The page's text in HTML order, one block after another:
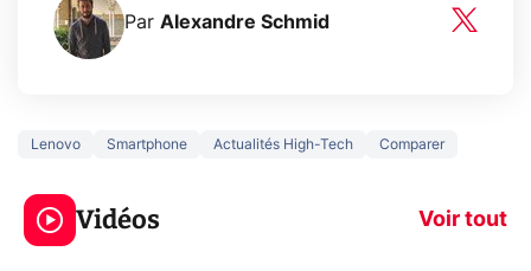
Par Alexandre Schmid
Lenovo Smartphone Actualités High-Tech Comparer
Vidéos Voir tout
5 générations de
jeux dans la
prochaine Xbox !
Ce que vous
navigation